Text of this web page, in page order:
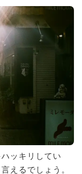
ッキリしてい
えるでしょう。